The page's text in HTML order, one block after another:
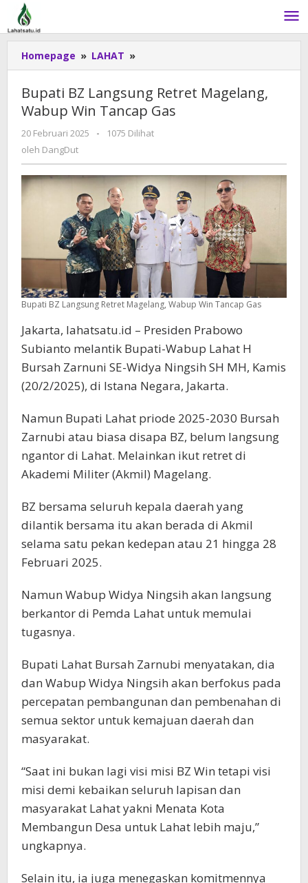
Lewati
konten
Homepage » LAHAT »
BZ
Retret
Magelang,
Wabup
Bupati BZ Langsung Retret Magelang,
Wabup Win Tancap Gas
20 Februari 2025
oleh
-
1075 Dilihat
oleh DangDut
Bupati BZ Langsung Retret Magelang, Wabup Win Tancap Gas
Jakarta, lahatsatu.id – Presiden Prabowo
Subianto melantik Bupati-Wabup Lahat H
Bursah Zarnuni SE-Widya Ningsih SH MH, Kamis
(20/2/2025), di Istana Negara, Jakarta.
Namun Bupati Lahat priode 2025-2030 Bursah
Zarnubi atau biasa disapa BZ, belum langsung
ngantor di Lahat. Melainkan ikut retret di
Akademi Militer (Akmil) Magelang.
BZ bersama seluruh kepala daerah yang
dilantik bersama itu akan berada di Akmil
selama satu pekan kedepan atau 21 hingga 28
Februari 2025.
Namun Wabup Widya Ningsih akan langsung
berkantor di Pemda Lahat untuk memulai
tugasnya.
Bupati Lahat Bursah Zarnubi menyatakan, dia
dan Wabup Widya Ningsih akan berfokus pada
percepatan pembangunan dan pembenahan di
semua sektor untuk kemajuan daerah dan
masyarakat.
“Saat ini bukan lagi visi misi BZ Win tetapi visi
misi demi kebaikan seluruh lapisan dan
masyarakat Lahat yakni Menata Kota
Membangun Desa untuk Lahat lebih maju,”
ungkapnya.
Selain itu, ia juga menegaskan komitmennya